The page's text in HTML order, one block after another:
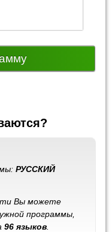
РУССКИЙ
Вы можете
программы,
96 языков